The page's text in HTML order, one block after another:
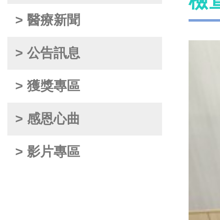
> 醫療新聞
> 公告訊息
> 獲獎專區
> 感恩心曲
> 影片專區